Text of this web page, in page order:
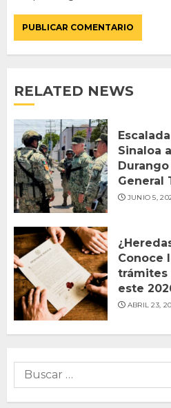
RELATED NEWS
Sinaloa
General
JUNIO 5,
Conoce
trámites
este
ABRIL 23,
Buscar: